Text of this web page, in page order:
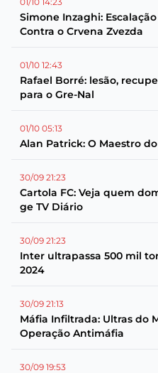
Simone Inzaghi:
Contra o Crvena Zvezda
01/10 12:43
Rafael Borré: lesão,
para o Gre-Nal
01/10 05:13
Alan Patrick: O Maestro
30/09 21:23
Cartola FC: Veja quem
ge TV Diário
30/09 21:23
Inter ultrapassa 500 mil
2024
30/09 21:13
Máfia Infiltrada: Ultras do
Operação Antimáfia
30/09 19:53